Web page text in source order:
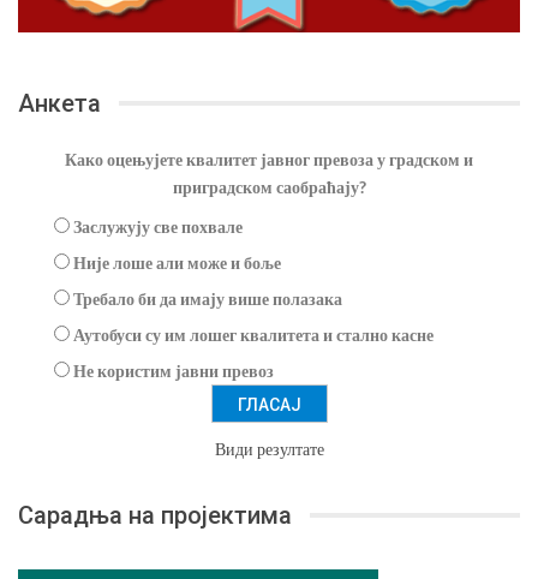
Анкета
Како оцењујете квалитет јавног превоза у градском и
приградском саобраћају?
Заслужују све похвале
Није лоше али може и боље
Требало би да имају више полазака
Аутобуси су им лошег квалитета и стално касне
Не користим јавни превоз
Види резултате
Сарадња на пројектима